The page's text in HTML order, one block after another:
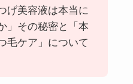
げ美容液は本当に
」その秘密と「本
毛ケア」について